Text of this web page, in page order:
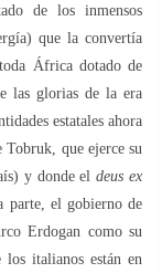
de los inmensos
que la convertía
África dotado de
las glorias de la era
estatales ahora
Tobruk, que ejerce su
y donde eldeus ex
parte, el gobierno de
Erdogan como su
italianos están en